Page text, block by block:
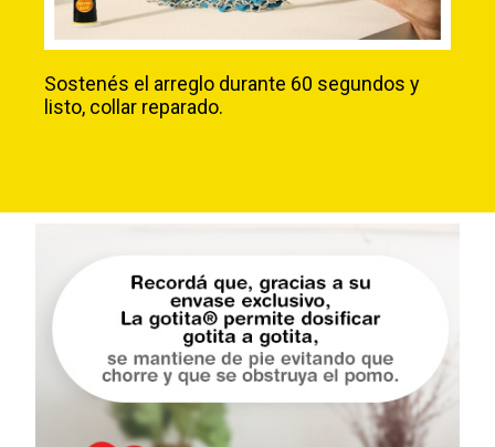
Sostenés el arreglo durante 60 segundos y
listo, collar reparado.